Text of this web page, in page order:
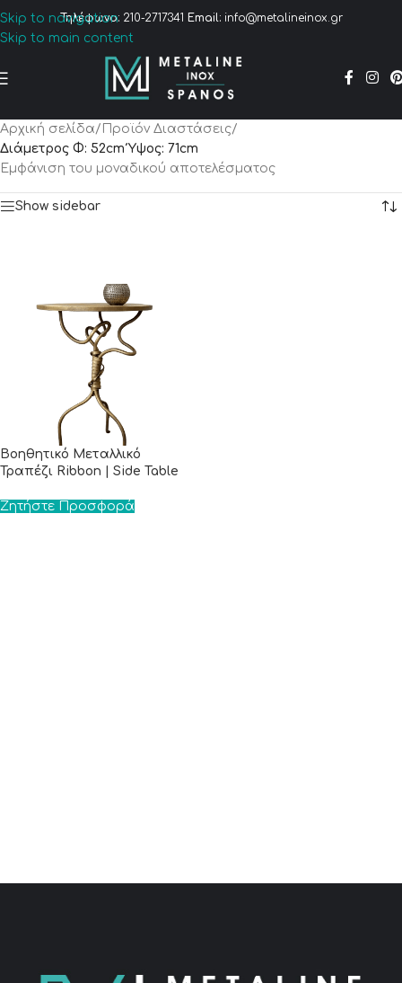
Skip to navigation
Skip to main content
Τηλέφωνο: 210-2717341 Email:info@metalineinox.gr
Αρχική σελίδα/ Προϊόν Διαστάσεις/
Διάμετρος Φ: 52cm Ύψος: 71cm
Εμφάνιση του μοναδικού αποτελέσματος
Show sidebar
Βοηθητικό Μεταλλικό
Τραπέζι Ribbon | Side Table
Ζητήστε Προσφορά